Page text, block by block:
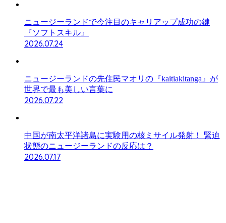
ニュージーランドで今注目のキャリアップ成功の鍵
『ソフトスキル』
2026.07.24
ニュージーランドの先住民マオリの『kaitiakitanga』が
世界で最も美しい言葉に
2026.07.22
中国が南太平洋諸島に実験用の核ミサイル発射！ 緊迫
状態のニュージーランドの反応は？
2026.07.17